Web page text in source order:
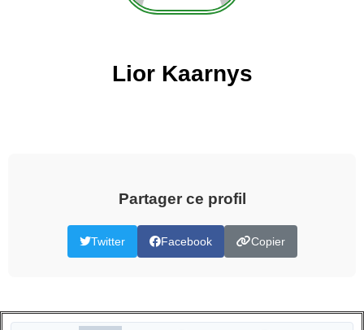
Lior Kaarnys
Partager ce profil
Twitter Facebook Copier